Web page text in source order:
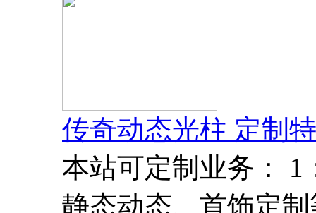
传奇动态光柱 定制
本站可定制业务： 1
静态动态、首饰定